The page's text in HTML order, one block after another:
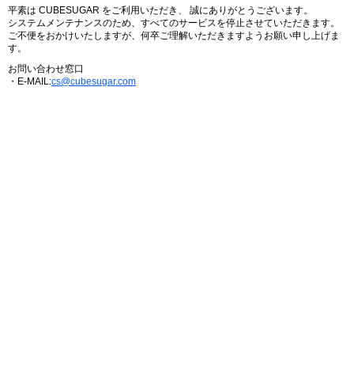
平素は CUBESUGAR をご利用いただき、 誠にありがとうございます。
システムメンテナンスのため、すべてのサービスを停止させていただきます。
ご不便をおかけいたしますが、何卒ご理解いただきますようお願い申し上げま
す。
お問い合わせ窓口
・E-MAIL:cs@cubesugar.com